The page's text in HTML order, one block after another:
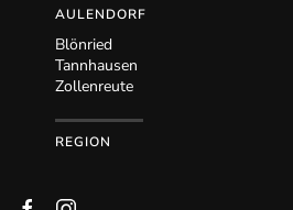
AULENDORF
Blönried
Tannhausen
Zollenreute
REGION